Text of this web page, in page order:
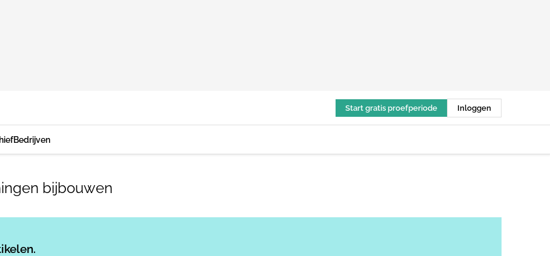
Start gratis proefperiode Inloggen
Bedrijven
bijbouwen